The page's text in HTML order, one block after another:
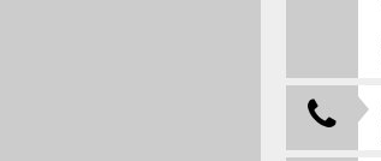
